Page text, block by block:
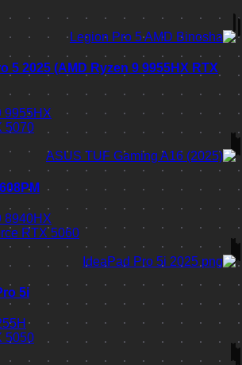
5 2025 (AMD Ryzen 9 9955HX RTX
9955HX
5070
8940HX
RTX 5060
5i
5050